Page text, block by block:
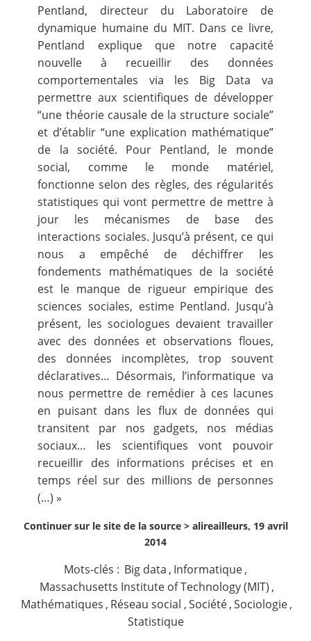
Pentland, directeur du Laboratoire de
dynamique humainedu MIT. Dans ce livre,
Pentland explique que notre capacité
nouvelle à recueillir des données
comportementales via les Big Data va
permettre aux scientifiques de développer
“une théorie causale de la structure sociale”
et d’établir “une explication mathématique”
de la société. Pour Pentland, le monde
social, comme le monde matériel,
fonctionne selon des règles, des régularités
statistiques qui vont permettre de mettre à
jour les mécanismes de base des
interactions sociales. Jusqu’à présent, ce qui
nous a empêché de déchiffrer les
fondements mathématiques de la société
est le manque de rigueur empirique des
sciences sociales, estime Pentland. Jusqu’à
présent, les sociologues devaient travailler
avec des données et observations floues,
des données incomplètes, trop souvent
déclaratives… Désormais, l’informatique va
nous permettre de remédier à ces lacunes
en puisant dans les flux de données qui
transitent par nos gadgets, nos médias
sociaux… les scientifiques vont pouvoir
recueillir des informations précises et en
temps réel sur des millions de personnes
(…) »
Continuer sur le site de la source > alireailleurs, 19 avril
2014
Mots-clés : Big data , Informatique,
Massachusetts Institute of Technology (MIT) ,
Mathématiques , Réseau social ,Société,Sociologie,
Statistique